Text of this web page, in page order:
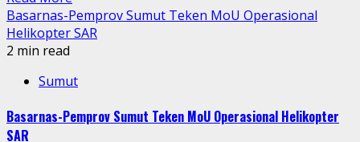
Basarnas-Pemprov Sumut Teken MoU Operasional
Helikopter SAR
2 min read
Sumut
Basarnas-Pemprov Sumut Teken MoU Operasional Helikopter
SAR